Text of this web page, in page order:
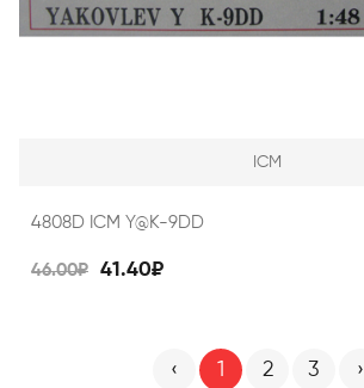
ICM
4808D ICM Y@K-9DD
46.00₽ 41.40₽
‹ 1 2 3 ›